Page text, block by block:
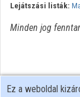
Lejátszási listák:
Minden jog
Ez a weboldal